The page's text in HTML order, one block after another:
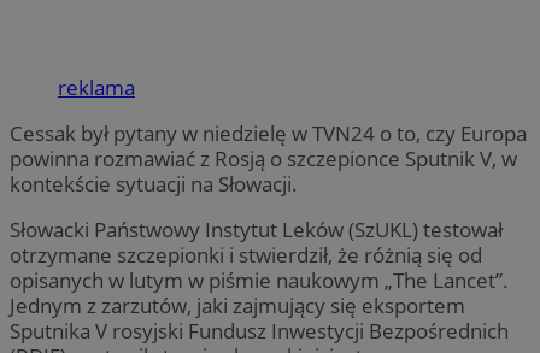
reklama
Cessak był pytany w niedzielę w TVN24 o to, czy Europa
powinna rozmawiać z Rosją o szczepionce Sputnik V, w
kontekście sytuacji na Słowacji.
Słowacki Państwowy Instytut Leków (SzUKL) testował
otrzymane szczepionki i stwierdził, że różnią się od
opisanych w lutym w piśmie naukowym „The Lancet”.
Jednym z zarzutów, jaki zajmujący się eksportem
Sputnika V rosyjski Fundusz Inwestycji Bezpośrednich